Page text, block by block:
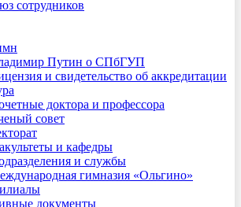
сотрудников
Путин о СПбГУП
и свидетельство об аккредитации
доктора и профессора
совет
и кафедры
и службы
гимназия «Ольгино»
документы